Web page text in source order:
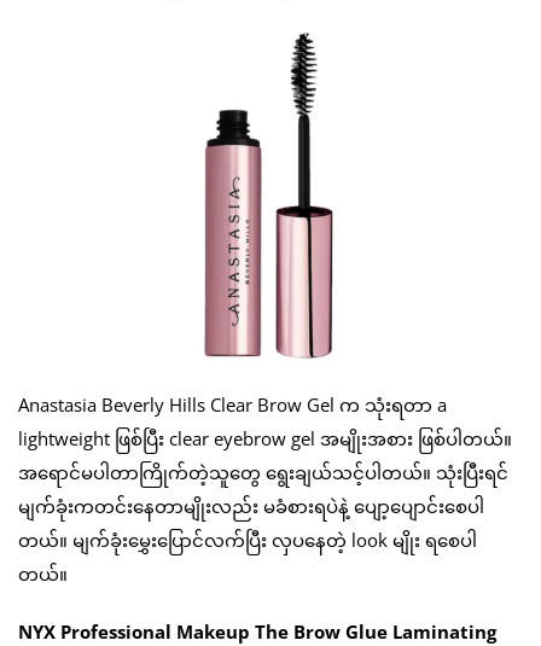
Anastasia Beverly Hills Clear Brow Gel က သုံးရတာ a
lightweight ဖြစ်ပြီး clear eyebrow gel အမျိုးအစား ဖြစ်ပါတယ်။
အရောင်မပါတာကြိုက်တဲ့သူတွေ ရွေးချယ်သင့်ပါတယ်။ သုံးပြီးရင်
မျက်ခုံးကတင်းနေတာမျိုးလည်း မခံစားရပဲနဲ့ ပျော့ပျောင်းစေပါ
တယ်။ မျက်ခုံးမွှေးပြောင်လက်ပြီး လှပနေတဲ့ look မျိုး ရစေပါ
တယ်။
NYX Professional Makeup The Brow Glue Laminating